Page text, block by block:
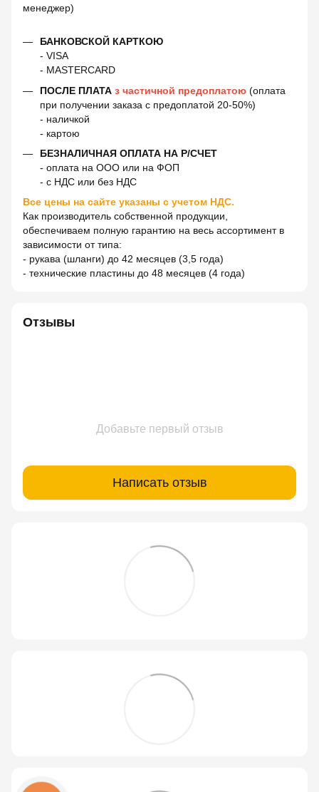
менеджер)
БАНКОВСКОЙ КАРТКОЮ
- VISA
- MASTERCARD
ПОСЛЕ ПЛАТА з частичной предоплатою (оплата
при получении заказа с предоплатой 20-50%)
- наличкой
- картою
БЕЗНАЛИЧНАЯ ОПЛАТА НА Р/СЧЕТ
- оплата на ООО или на ФОП
- с НДС или без НДС
Все цены на сайте указаны с учетом НДС.
Как производитель собственной продукции,
обеспечиваем полную гарантию на весь ассортимент в
зависимости от типа:
- рукава (шланги) до 42 месяцев (3,5 года)
- технические пластины до 48 месяцев (4 года)
Отзывы
Добавьте первый отзыв
Написать отзыв